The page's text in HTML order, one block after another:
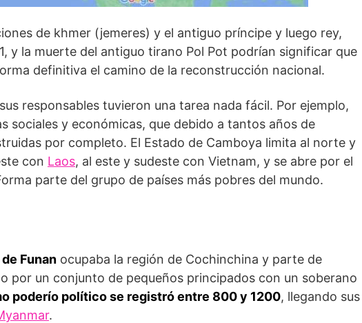
de khmer (jemeres) y el antiguo príncipe y luego rey,
y la muerte del antiguo tirano Pol Pot podrían significar que
definitiva el camino de la reconstrucción nacional.
responsables tuvieron una tarea nada fácil. Por ejemplo,
sociales y económicas, que debido a tantos años de
por completo. El Estado de Camboya limita al norte y
con Laos, al este y sudeste con Vietnam, y se abre por el
parte del grupo de países más pobres del mundo.
Funan ocupaba la región de Cochinchina y parte de
por un conjunto de pequeños principados con un soberano
poderío político se registró entre 800 y 1200, llegando sus
.